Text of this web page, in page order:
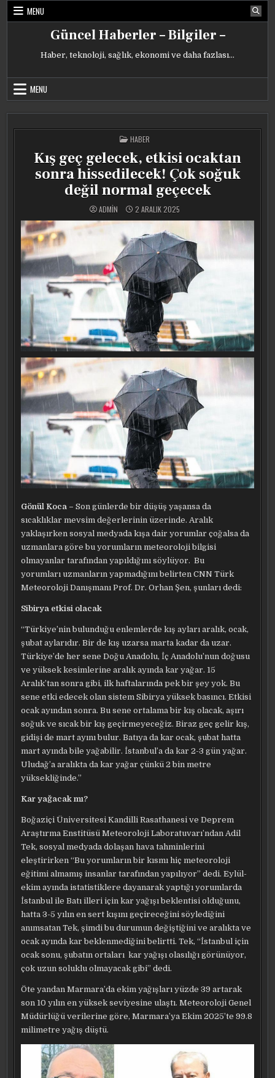
Skip
MENU
Güncel Haberler – Bilgiler –
Haber, teknoloji, sağlık, ekonomi ve daha fazlası…
MENU
POSTED
IN
HABER
Kış geç gelecek, etkisi ocaktan
sonra hissedilecek! Çok soğuk
değil normal geçecek
ADMIN 2 ARALIK 2025
Gönül Koca – Son günlerde bir düşüş yaşansa da
sıcaklıklar mevsim değerlerinin üzerinde. Aralık
yaklaşırken sosyal medyada kışa dair yorumlar çoğalsa da
uzmanlara göre bu yorumların meteoroloji bilgisi
olmayanlar tarafından yapıldığını söylüyor. Bu
yorumları uzmanların yapmadığını belirten CNN Türk
Meteoroloji Danışmanı Prof. Dr. Orhan Şen, şunları dedi:
Sibirya etkisi olacak
“Türkiye’nin bulunduğu enlemlerde kış ayları aralık, ocak,
şubat aylarıdır. Bir de kış uzarsa marta kadar da uzar.
Türkiye’de her sene Doğu Anadolu, İç Anadolu’nun doğusu
ve yüksek kesimlerine aralık ayında kar yağar. 15
Aralık’tan sonra gibi, ilk haftalarında pek bir şey yok. Bu
sene etki edecek olan sistem Sibirya yüksek basıncı. Etkisi
ocak ayından sonra. Bu sene ortalama bir kış olacak, aşırı
soğuk ve sıcak bir kış geçirmeyeceğiz. Biraz geç gelir kış,
gidişi de mart ayını bulur. Batıya da kar ocak, şubat hatta
mart ayında bile yağabilir. İstanbul’a da kar 2-3 gün yağar.
Uludağ’a aralıkta da kar yağar çünkü 2 bin metre
yüksekliğinde.”
Kar yağacak mı?
Boğaziçi Üniversitesi Kandilli Rasathanesi ve Deprem
Araştırma Enstitüsü Meteoroloji Laboratuvarı’ndan Adil
Tek, sosyal medyada dolaşan hava tahminlerini
eleştirirken “Bu yorumların bir kısmı hiç meteoroloji
eğitimi almamış insanlar tarafından yapılıyor” dedi. Eylül-
ekim ayında istatistiklere dayanarak yaptığı yorumlarda
İstanbul ile Batı illeri için kar yağışı beklentisi olduğunu,
hatta 3-5 yılın en sert kışını geçireceğini söylediğini
anımsatan Tek, şimdi bu durumun değiştiğini ve aralıkta ve
ocak ayında kar beklenmediğini belirtti. Tek, “İstanbul için
ocak sonu, şubatın ortaları kar yağışı olasılığı görünüyor,
çok uzun soluklu olmayacak gibi” dedi.
Öte yandan Marmara’da ekim yağışları yüzde 39 artarak
son 10 yılın en yüksek seviyesine ulaştı. Meteoroloji Genel
Müdürlüğü verilerine göre, Marmara’ya Ekim 2025’te 99.8
milimetre yağış düştü.